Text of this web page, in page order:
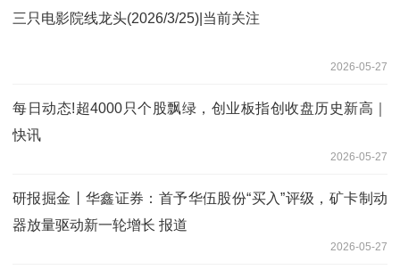
三只电影院线龙头(2026/3/25)|当前关注
2026-05-27
每日动态!超4000只个股飘绿，创业板指创收盘历史新高｜
快讯
2026-05-27
研报掘金丨华鑫证券：首予华伍股份“买入”评级，矿卡制动
器放量驱动新一轮增长 报道
2026-05-27